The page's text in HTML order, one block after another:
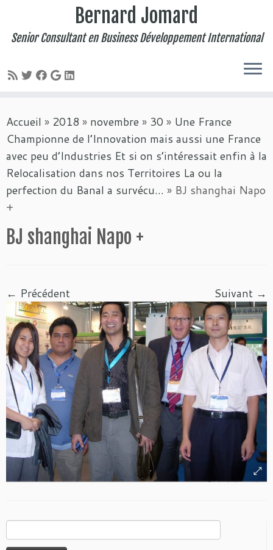
au
contenu
Bernard Jomard
Senior Consultant en Business Développement International
Accueil » 2018 » novembre » 30 » Une France
Championne de l’Innovation mais aussi une France
avec peu d’Industries Et si on s’intéressait enfin à la
Relocalisation dans nos Territoires La ou la
perfection du Banal a survécu… » BJ shanghai Napo
+
BJ shanghai Napo +
← Précédent Suivant →
Rechercher :